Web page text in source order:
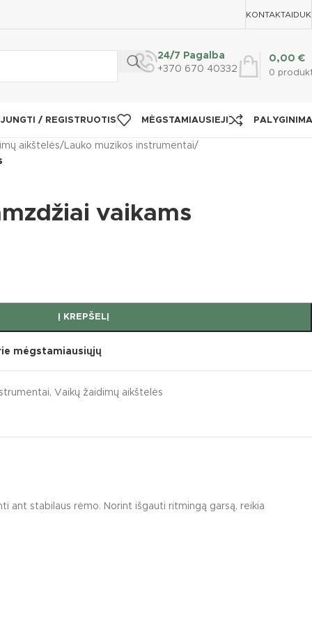
KONTAKTAIDUK
24/7 Pagalba
+370 670 40332
0
0,00 €
/ REGISTRUOTIS MĖGSTAMIAUSIEJI
aikštelės/ Lauko muzikos instrumentai/
vaikams
Į KREPŠELĮ
mėgstamiausiųjų
, Vaikų žaidimų aikštelės
ant stabilaus rėmo. Norint išgauti ritmingą garsą, reikia